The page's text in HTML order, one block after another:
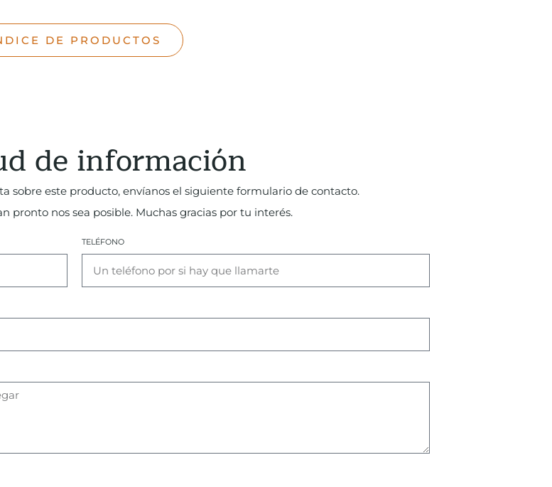
DE PRODUCTOS
de información
sobre este producto, envíanos el siguiente formulario de contacto.
pronto nos sea posible. Muchas gracias por tu interés.
TELÉFONO